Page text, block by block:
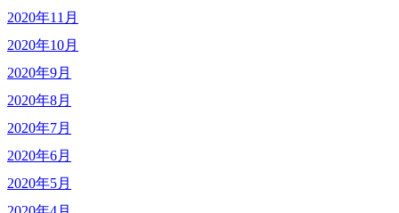
2020年11月
2020年10月
2020年9月
2020年8月
2020年7月
2020年6月
2020年5月